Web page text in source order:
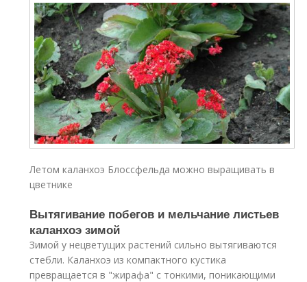
Летом каланхоэ Блоссфельда можно выращивать в
цветнике
Вытягивание побегов и мельчание листьев
каланхоэ зимой
Зимой у нецветущих растений сильно вытягиваются
стебли. Каланхоэ из компактного кустика
превращается в "жирафа" с тонкими, поникающими